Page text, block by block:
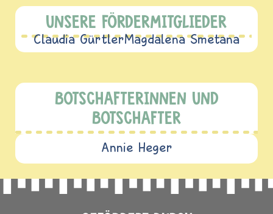
UNSERE FÖRDERMITGLIEDER
Claudia GürtlerMagdalena Smetana
BOTSCHAFTERINNEN UND
BOTSCHAFTER
Annie Heger